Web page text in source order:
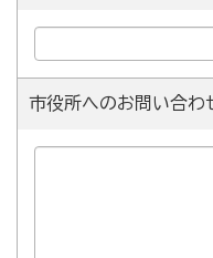
市役所へのお問い合わ